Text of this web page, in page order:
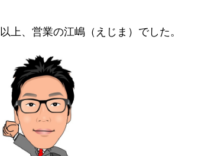
以上、営業の江嶋（えじま）でした。